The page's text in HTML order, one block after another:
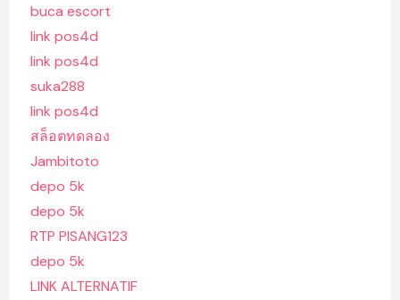
buca escort
link pos4d
link pos4d
suka288
link pos4d
สล็อตทดลอง
Jambitoto
depo 5k
depo 5k
RTP PISANG123
depo 5k
LINK ALTERNATIF